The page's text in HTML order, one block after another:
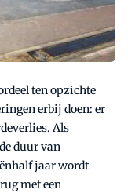
ten opzichte
erbij doen: er
Als
duur van
jaar wordt
met een